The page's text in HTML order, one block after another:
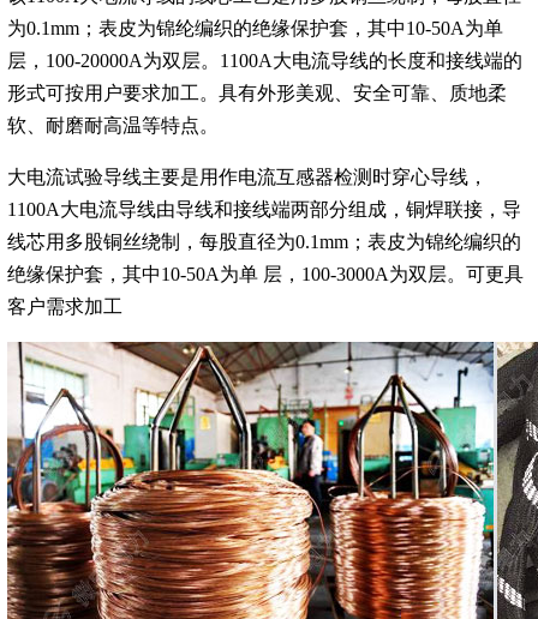
为0.1mm；表皮为锦纶编织的绝缘保护套，其中10-50A为单
层，100-20000A为双层。1100A大电流导线的长度和接线端的
形式可按用户要求加工。具有外形美观、安全可靠、质地柔
软、耐磨耐高温等特点。
大电流试验导线主要是用作电流互感器检测时穿心导线，
1100A大电流导线由导线和接线端两部分组成，铜焊联接，导
线芯用多股铜丝绕制，每股直径为0.1mm；表皮为锦纶编织的
绝缘保护套，其中10-50A为单 层，100-3000A为双层。可更具
客户需求加工